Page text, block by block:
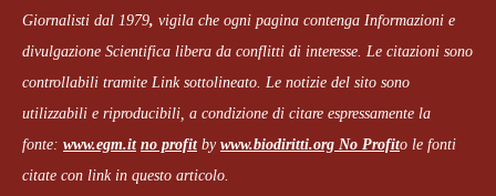
Giornalisti dal 1979, vigila che ogni pagina contenga Informazioni e
divulgazione Scientifica libera da conflitti di interesse. Le citazioni sono
controllabili tramite Link sottolineato. Le notizie del sito sono
utilizzabili e riproducibili, a condizione di citare espressamente la
fonte: www.egm.it no profitby www.biodiritti.org No Profito le fonti
citate con link in questo articolo.